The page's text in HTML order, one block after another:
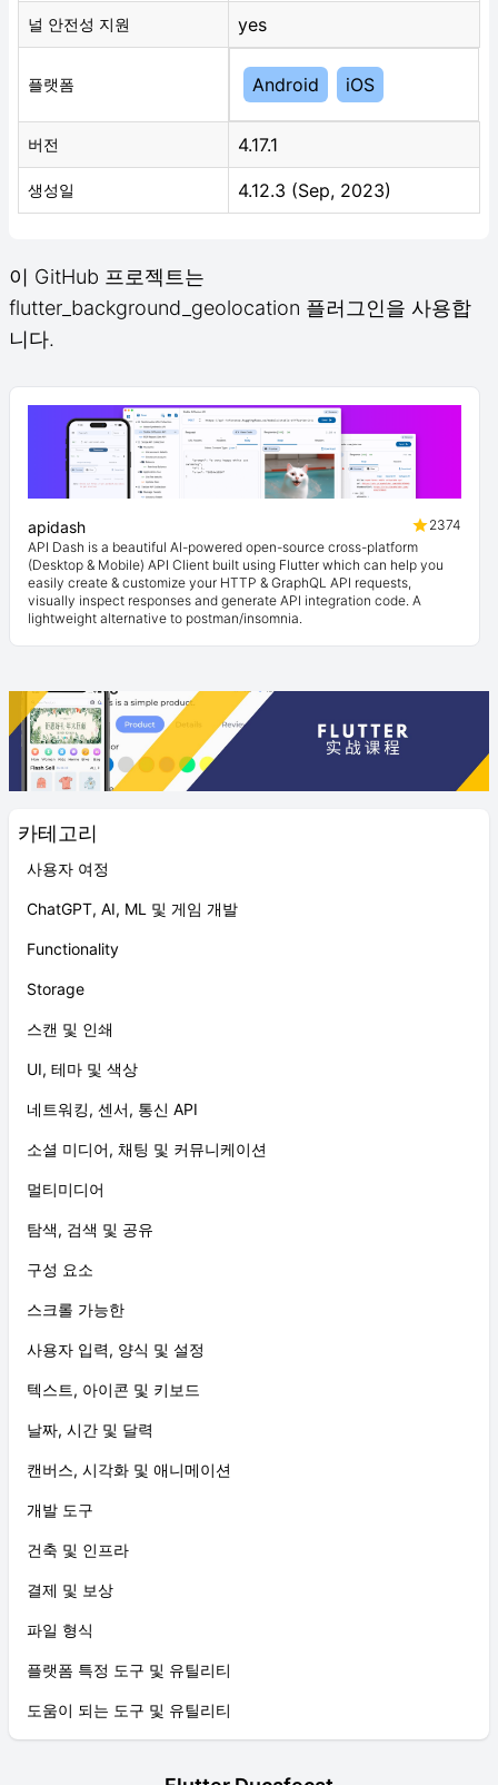
카테고리
사용자 여정
ChatGPT, AI, ML 및 게임 개발
Functionality
Storage
스캔 및 인쇄
UI, 테마 및 색상
네트워킹, 센서, 통신 API
소셜 미디어, 채팅 및 커뮤니케이션
멀티미디어
탐색, 검색 및 공유
구성 요소
스크롤 가능한
사용자 입력, 양식 및 설정
텍스트, 아이콘 및 키보드
날짜, 시간 및 달력
캔버스, 시각화 및 애니메이션
개발 도구
건축 및 인프라
결제 및 보상
파일 형식
플랫폼 특정 도구 및 유틸리티
도움이 되는 도구 및 유틸리티
널 안전성 지원 yes
플랫폼 Android iOS
버전 4.17.1
생성일 4.12.3 (Sep, 2023)
이 GitHub 프로젝트는
flutter_background_geolocation 플러그인을 사용합
니다.
apidash
2374
API Dash is a beautiful AI-powered open-source cross-platform
(Desktop & Mobile) API Client built using Flutter which can help you
easily create & customize your HTTP & GraphQL API requests,
visually inspect responses and generate API integration code. A
lightweight alternative to postman/insomnia.